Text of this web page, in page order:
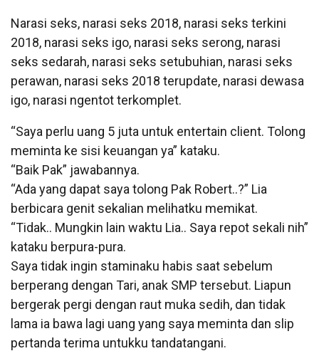
Narasi seks, narasi seks 2018, narasi seks terkini
2018, narasi seks igo, narasi seks serong, narasi
seks sedarah, narasi seks setubuhian, narasi seks
perawan, narasi seks 2018 terupdate, narasi dewasa
igo, narasi ngentot terkomplet.
“Saya perlu uang 5 juta untuk entertain client. Tolong
meminta ke sisi keuangan ya” kataku.
“Baik Pak” jawabannya.
“Ada yang dapat saya tolong Pak Robert..?” Lia
berbicara genit sekalian melihatku memikat.
“Tidak.. Mungkin lain waktu Lia.. Saya repot sekali nih”
kataku berpura-pura.
Saya tidak ingin staminaku habis saat sebelum
berperang dengan Tari, anak SMP tersebut. Liapun
bergerak pergi dengan raut muka sedih, dan tidak
lama ia bawa lagi uang yang saya meminta dan slip
pertanda terima untukku tandatangani.